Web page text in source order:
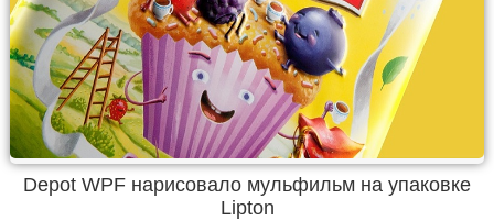
Depot WPF нарисовало мульфильм на упаковке
Lipton